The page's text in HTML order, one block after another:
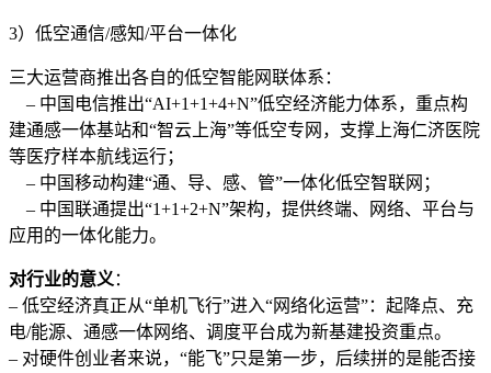
3）低空通信/感知/平台一体化
三大运营商推出各自的低空智能网联体系：
– 中国电信推出“AI+1+1+4+N”低空经济能力体系，重点构
建通感一体基站和“智云上海”等低空专网，支撑上海仁济医院
等医疗样本航线运行；
– 中国移动构建“通、导、感、管”一体化低空智联网；
– 中国联通提出“1+1+2+N”架构，提供终端、网络、平台与
应用的一体化能力。
对行业的意义 ：
– 低空经济真正从“单机飞行”进入“网络化运营”：起降点、充
电/能源、通感一体网络、调度平台成为新基建投资重点。
– 对硬件创业者来说，“能飞”只是第一步，后续拼的是能否接